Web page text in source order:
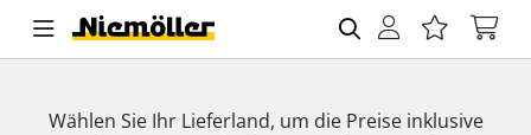
Wählen Sie Ihr Lieferland, um die Preise inklusive